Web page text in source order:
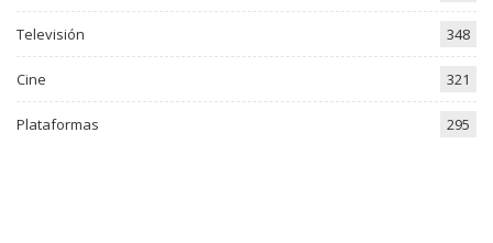
Televisión 348
Cine 321
Plataformas 295